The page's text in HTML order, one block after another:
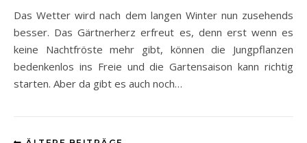
Das Wetter wird nach dem langen Winter nun zusehends
besser. Das Gärtnerherz erfreut es, denn erst wenn es
keine Nachtfröste mehr gibt, können die Jungpflanzen
bedenkenlos ins Freie und die Gartensaison kann richtig
starten. Aber da gibt es auch noch…